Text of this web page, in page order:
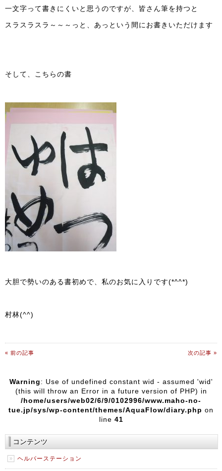
一文字って書きにくいと思うのですが、皆さん筆を持つと
スラスラスラ～～～っと、あっという間にお書きいただけます
そして、こちらの書
大胆で勢いのある書初めで、私のお気に入りです(*^^*)
村林(^^)
« 前の記事 次の記事 »
Warning: Use of undefined constant wid - assumed 'wid'
(this will throw an Error in a future version of PHP) in
/home/users/web02/6/9/0102996/www.maho-no-
tue.jp/sys/wp-content/themes/AquaFlow/diary.php on
line 41
コンテンツ
ヘルパーステーション